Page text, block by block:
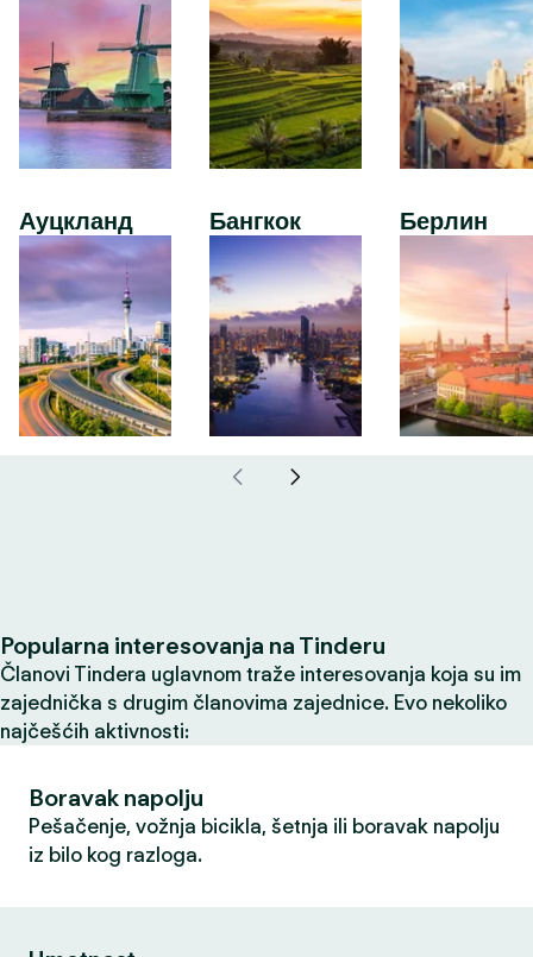
Ауцкланд Бангкок Берлин
Popularna interesovanja na Tinderu
Članovi Tindera uglavnom traže interesovanja koja su im
zajednička s drugim članovima zajednice. Evo nekoliko
najčešćih aktivnosti:
Boravak napolju
Pešačenje, vožnja bicikla, šetnja ili boravak napolju
iz bilo kog razloga.